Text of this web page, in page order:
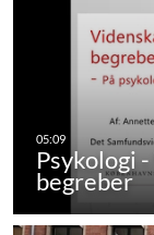
Psykologi
begreber